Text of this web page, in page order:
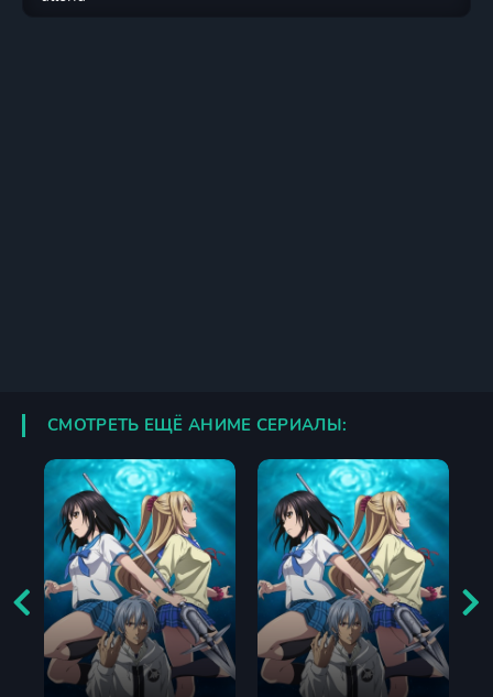
СМОТРЕТЬ ЕЩЁ АНИМЕ СЕРИАЛЫ: